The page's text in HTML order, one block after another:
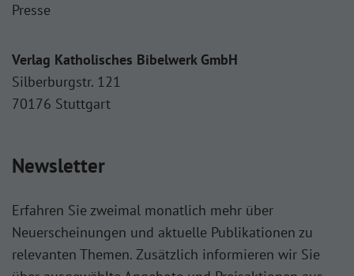
Presse
Verlag Katholisches Bibelwerk GmbH
Silberburgstr. 121
70176 Stuttgart
Newsletter
Erfahren Sie zweimal monatlich mehr über
Neuerscheinungen und aktuelle Publikationen zu
relevanten Themen. Zusätzlich informieren wir Sie